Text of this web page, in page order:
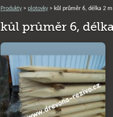
kůl průměr 6,
Produkty > plotovky > kůl průměr 6, délka 2 m